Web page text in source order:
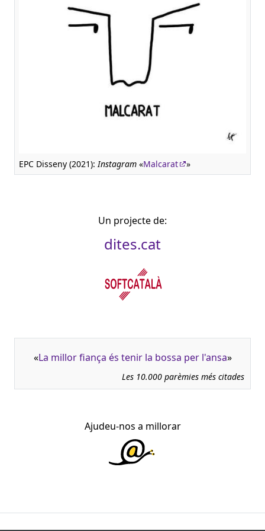
EPC Disseny (2021): Instagram «Malcarat »
Un projecte de:
dites.cat
«La millor fiança és tenir la bossa per l'ansa»
Les 10.000 parèmies més citades
Ajudeu-nos a millorar